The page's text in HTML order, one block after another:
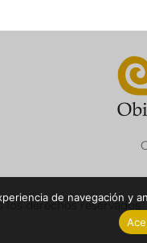
los derechos reservados
de navegación y